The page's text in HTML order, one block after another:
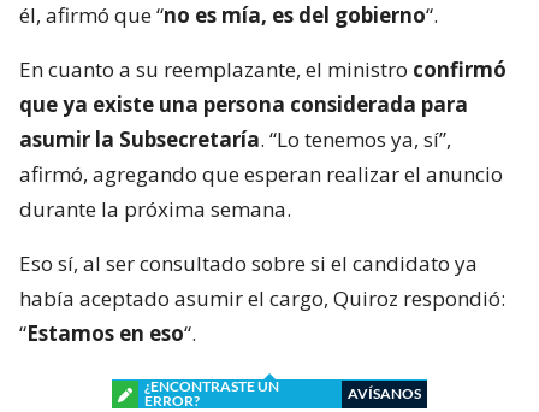
él, afirmó que “no es mía, es del gobierno“.
En cuanto a su reemplazante, el ministro confirmó
que ya existe una persona considerada para
asumir la Subsecretaría. “Lo tenemos ya, sí”,
afirmó, agregando que esperan realizar el anuncio
durante la próxima semana.
Eso sí, al ser consultado sobre si el candidato ya
había aceptado asumir el cargo, Quiroz respondió:
“Estamos en eso“.
¿ENCONTRASTE UN
ERROR?
AVÍSANOS